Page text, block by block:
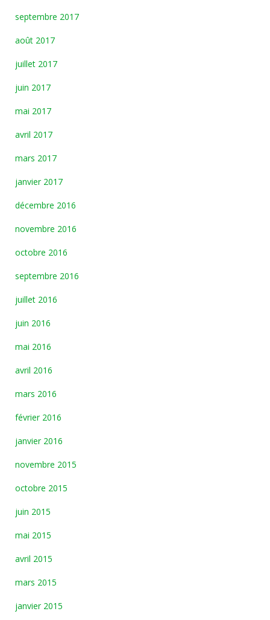
septembre 2017
août 2017
juillet 2017
juin 2017
mai 2017
avril 2017
mars 2017
janvier 2017
décembre 2016
novembre 2016
octobre 2016
septembre 2016
juillet 2016
juin 2016
mai 2016
avril 2016
mars 2016
février 2016
janvier 2016
novembre 2015
octobre 2015
juin 2015
mai 2015
avril 2015
mars 2015
janvier 2015